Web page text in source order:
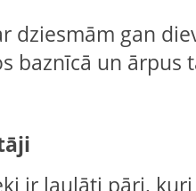
dziesmām gan
baznīcā un ārpus
ir laulāti pāri,